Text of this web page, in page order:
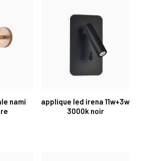
nami
applique led irena 11w+3w
3000k noir